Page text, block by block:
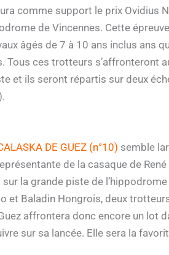
comme support le prix Ovidius
de Vincennes. Cette
âgés de 7 à 10 ans inclus ans
Tous ces trotteurs s’affronteront
et ils seront répartis sur deux
DE GUEZ (n°10) semble
de la casaque de
la grande piste de
et Baladin Hongrois, deux
affrontera donc encore un lot
sur sa lancée. Elle sera la